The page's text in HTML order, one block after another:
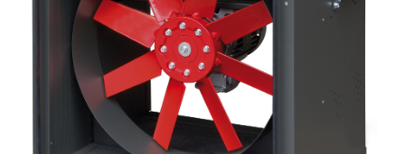
Lighting and Electrical
Equipment
Complete solutions in lighting and electrical
material for each project and need